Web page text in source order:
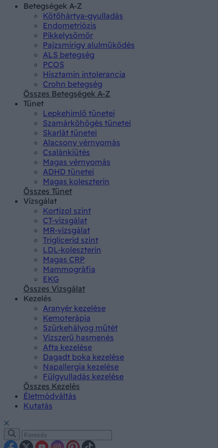
Betegségek A-Z
Kötőhártya-gyulladás
Endometriózis
Pikkelysömör
Pajzsmirigy alulműködés
ALS betegség
PCOS
Hisztamin intolerancia
Crohn betegség
Összes Betegségek A-Z
Tünet
Lepkehimlő tünetei
Szamárköhögés tünetei
Skarlát tünetei
Alacsony vérnyomás
Csalánkiütés
Magas vérnyomás
ADHD tünetei
Magas koleszterin
Összes Tünet
Vizsgálat
Kortizol szint
CT-vizsgálat
MR-vizsgálat
Triglicerid szint
LDL-koleszterin
Magas CRP
Mammográfia
EKG
Összes Vizsgálat
Kezelés
Aranyér kezelése
Kemoterápia
Szürkehályog műtét
Vízszerű hasmenés
Afta kezelése
Dagadt boka kezelése
Napallergia kezelése
Fülgyulladás kezelése
Összes Kezelés
Életmódváltás
Kutatás